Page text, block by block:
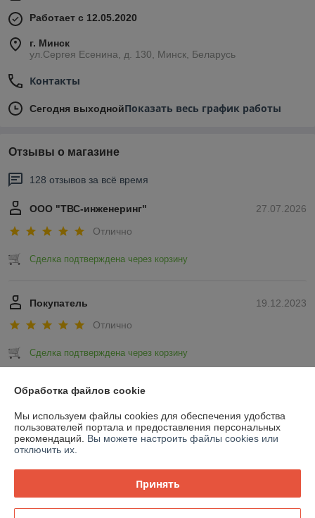
Работает с 12.05.2020
г. Минск
ул.Сергея Есенина, д. 130, Минск, Беларусь
Контакты
Сегодня выходнойПоказать весь график работы
Отзывы о магазине
128 отзывов за всё время
27.07.2026
ООО "ТВС-инженеринг"
Отлично
Сделка подтверждена через корзину
19.12.2023
Покупатель
Отлично
Сделка подтверждена через корзину
Показать все отзывы
О нас
Контакты
Доставка и оплата
Обработка файлов cookie
Мы используем файлы cookies для обеспечения удобства
пользователей портала и предоставления персональных
рекомендаций. Вы можете настроить файлы cookies или
отключить их.
Принять